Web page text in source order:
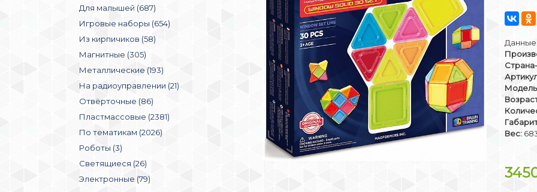
Данные
Вес:
Для малышей (687)
Игровые наборы (654)
Из кирпичиков (58)
Магнитные (305)
Металлические (193)
На радиоуправлении (21)
Отвёрточные (86)
Пластмассовые (2381)
По тематикам (2026)
Роботы (3)
Светящиеся (26)
Электронные (79)